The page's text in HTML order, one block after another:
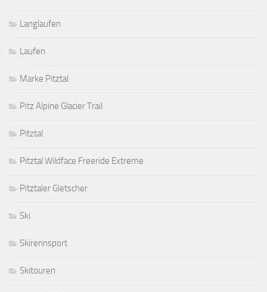
Langlaufen
Laufen
Marke Pitztal
Pitz Alpine Glacier Trail
Pitztal
Pitztal Wildface Freeride Extreme
Pitztaler Gletscher
Ski
Skirennsport
Skitouren